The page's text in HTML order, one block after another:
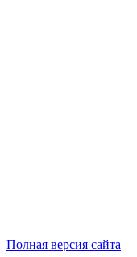
Полная версия сайта